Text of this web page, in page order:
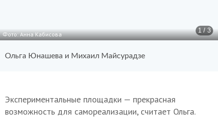
1 / 3
Фото: Анна Кабисова
Ольга Юнашева и Михаил Майсурадзе
Экспериментальные площадки — прекрасная
возможность для самореализации, считает Ольга.